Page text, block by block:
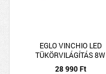
EGLO VINCHIO LED
TÜKÖRVILÁGÍTÁS 8W
28 990 Ft